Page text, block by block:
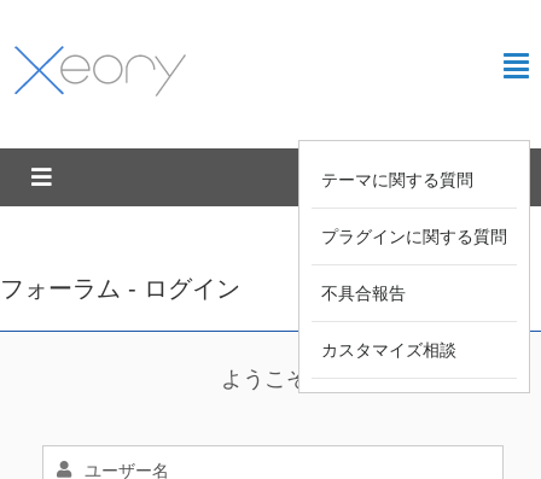
テーマに関する質問
プラグインに関する質問
不具合報告
カスタマイズ相談
フォーラム - ログイン
ようこそ !